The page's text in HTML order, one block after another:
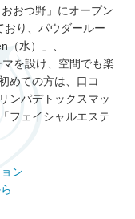
おつ野」にオープン
おり、パウダールー
（水）」、
を設け、空間でも楽
めての方は、口コ
ンパデトックスマッ
フェイシャルエステ
ン